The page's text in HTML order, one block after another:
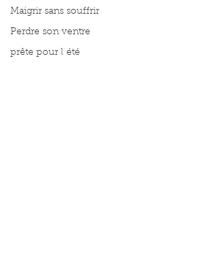
Maigrir sans souffrir
Perdre son ventre
prête pour l été